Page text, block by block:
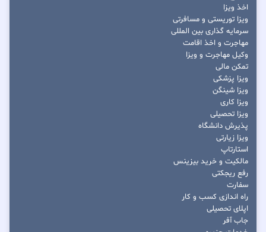
اخذ ویزا
ویزا توریستی و مسافرتی
سرمایه گذاری بین المللی
مهاجرت و اخذ اقامت
وکیل مهاجرت و ویزا
تمکن مالی
ویزا پزشکی
ویزا شینگن
ویزا کاری
ویزا تحصیلی
پذیرش دانشگاه
ویزا زیارتی
استارتاپ
مالکیت و خرید بیزینس
رفع ریجکتی
سفارت
راه اندازی کسب و کار
اپلای تحصیلی
جاب آفر